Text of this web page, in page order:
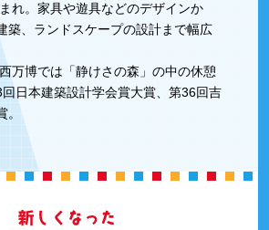
れ。家具や遊具などのデザインか
築、ランドスケープの設計まで幅広
万博では「静けさの森」の中の休憩
日本建築設計学会賞大賞、第36回吉